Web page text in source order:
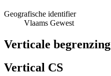
Geografische identifier
Vlaams Gewest
Verticale begrenzing
Vertical CS